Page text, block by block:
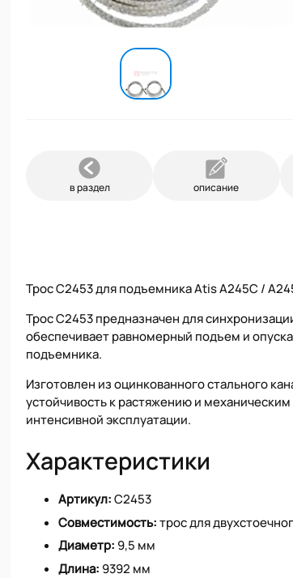
в раздел описание
Трос C2453 для подъемника Atis A245C /
Трос C2453 предназначен для
обеспечивает равномерный подъем и
подъемника.
Изготовлен из оцинкованного стального
устойчивость к растяжению и
интенсивной эксплуатации.
Характеристики
Артикул:C2453
Совместимость:трос для
Диаметр: 9,5 мм
Длина: 9392 мм